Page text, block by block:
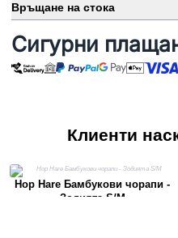
Връщане на стока
Сигурни
Клиенти
Hop Hare Бамбукови чорапи -
Зодията S/M